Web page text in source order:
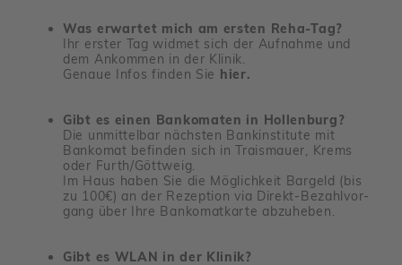
Was erwartet mich am ersten Reha-Tag?
Ihr erster Tag widmet sich der Aufnahme und
dem Ankommen in der Klinik.
Genaue Infos finden Sie hier.
Gibt es einen Bankomaten in Hollenburg?
Die unmit­telbar nächsten Bank­in­sti­tute mit
Bankomat befinden sich in Trais­mauer, Krems
oder Furth/​Gött­weig.
Im Haus haben Sie die Möglich­keit Bargeld (bis
zu 100€) an der Rezep­tion via Direkt-Bezahl­vor­
gang über Ihre Banko­mat­karte abzu­heben.
Gibt es WLAN in der Klinik?